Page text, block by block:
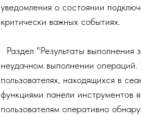
уведомления о состоянии
критически важных событиях.
Раздел "Результаты
неудачном выполнении
пользователях, находящихся в
функциями панели инструментов
пользователям оперативно